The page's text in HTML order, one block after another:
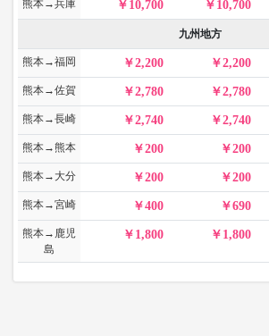
熊本→兵庫 10,700 10,700
九州地方
熊本→福岡 2,200 2,200
熊本→佐賀 2,780 2,780
熊本→長崎 2,740 2,740
熊本→熊本 200 200
熊本→大分 200 200
熊本→宮崎 400 690
熊本→鹿児
島
1,800 1,800